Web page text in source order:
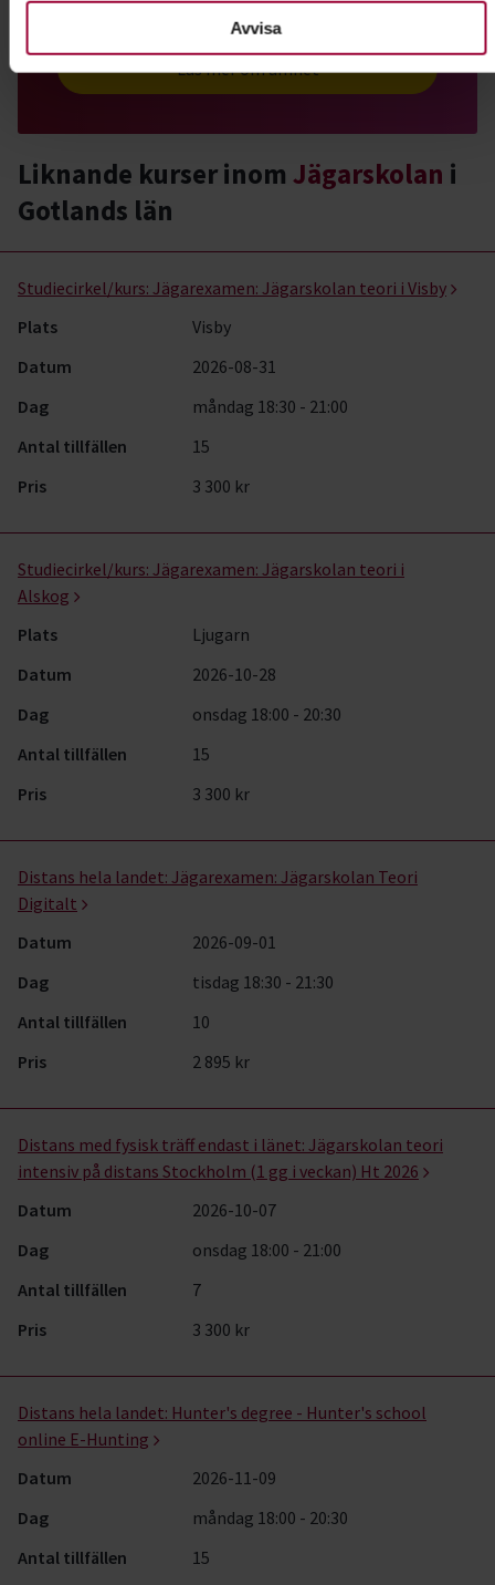
Avvisa
mycket om både viltvård och naturvård.
Läs mer om ämnet
Liknande kurser inom Jägarskolan i
Gotlands län
Studiecirkel/kurs: Jägarexamen: Jägarskolan teori i Visby
Plats
Visby
Datum
2026-08-31
Dag
måndag 18:30 - 21:00
Antal tillfällen
15
Pris
3 300 kr
Studiecirkel/kurs: Jägarexamen: Jägarskolan teori i
Alskog
Plats
Ljugarn
Datum
2026-10-28
Dag
onsdag 18:00 - 20:30
Antal tillfällen
15
Pris
3 300 kr
Distans hela landet: Jägarexamen: Jägarskolan Teori
Digitalt
Datum
2026-09-01
Dag
tisdag 18:30 - 21:30
Antal tillfällen
10
Pris
2 895 kr
Distans med fysisk träff endast i länet: Jägarskolan teori
intensiv på distans Stockholm (1 gg i veckan) Ht 2026
Datum
2026-10-07
Dag
onsdag 18:00 - 21:00
Antal tillfällen
7
Pris
3 300 kr
Distans hela landet: Hunter's degree - Hunter's school
online E-Hunting
Datum
2026-11-09
Dag
måndag 18:00 - 20:30
Antal tillfällen
15